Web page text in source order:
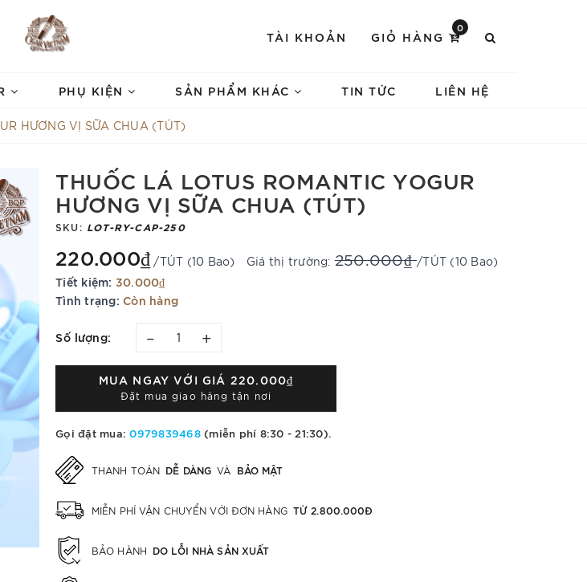
TÀI KHOẢN GIỎ HÀNG
0
PHỤ KIỆN SẢN PHẨM KHÁC TIN TỨC LIÊN HỆ
HƯƠNG VỊ SỮA CHUA (TÚT)
THUỐC LÁ LOTUS ROMANTIC YOGUR
HƯƠNG VỊ SỮA CHUA (TÚT)
SKU: LOT-RY-CAP-250
220.000₫ /TÚT (10 Bao) Giá thị trường:250.000₫/TÚT (10 Bao)
Tiết kiệm: 30.000₫
Tình trạng: Còn hàng
Số lượng: – +
MUA NGAY VỚI GIÁ 220.000₫
Đặt mua giao hàng tận nơi
Gọi đặt mua:0979839468 (miễn phí 8:30 - 21:30).
THANH TOÁN DỄ DÀNG VÀ BẢO MẬT
MIỄN PHÍ VẬN CHUYỂN VỚI ĐƠN HÀNG TỪ 2.800.000Đ
BẢO HÀNH DO LỖI NHÀ SẢN XUẤT